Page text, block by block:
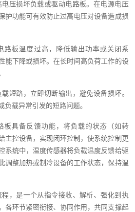
压损坏负载或驱动电路板。在电源电压
护功能可有效防止过高电压对设备造成损
路板温度过高，降低输出功率或关闭系
能下降或损坏。在长时间高负荷工作的设
短路，立即切断输出，避免设备损坏。
负载异常引发的短路问题。
板具备反馈功能，将负载的状态（如转
主控设备，实现闭环控制，使系统控制更
系统中，温度传感器将负载温度反馈给驱
调整加热或制冷设备的工作状态，保持温
，是一个从指令接收、解析、强化到执
各环节紧密衔接、协同作用，共同支撑起